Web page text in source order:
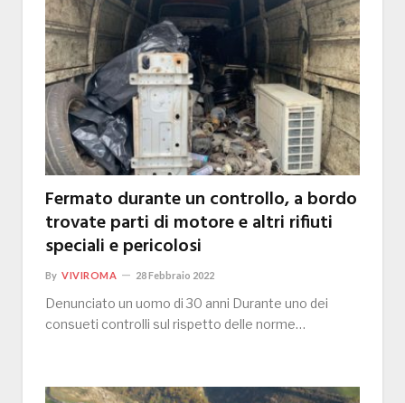
Fermato durante un controllo, a bordo
trovate parti di motore e altri rifiuti
speciali e pericolosi
By VIVIROMA 28 Febbraio 2022
Denunciato un uomo di 30 anni Durante uno dei
consueti controlli sul rispetto delle norme…